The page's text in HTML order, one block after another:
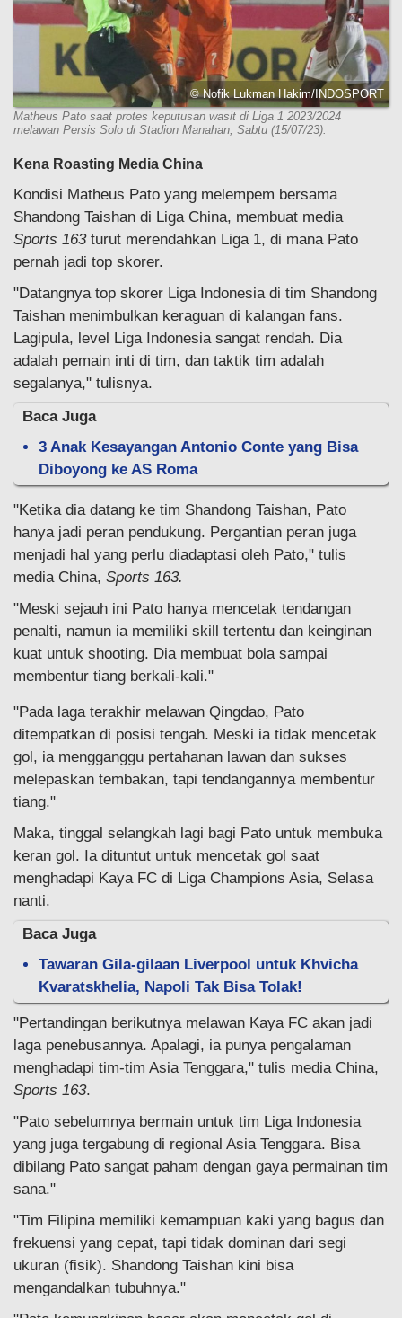
© Nofik Lukman Hakim/INDOSPORT
Matheus Pato saat protes keputusan wasit di Liga 1 2023/2024
melawan Persis Solo di Stadion Manahan, Sabtu (15/07/23).
Kena Roasting Media China
Kondisi Matheus Pato yang melempem bersama
Shandong Taishan di Liga China, membuat media
Sports 163turut merendahkan Liga 1, di mana Pato
pernah jadi top skorer.
"Datangnya top skorer Liga Indonesia di tim Shandong
Taishan menimbulkan keraguan di kalangan fans.
Lagipula, level Liga Indonesia sangat rendah. Dia
adalah pemain inti di tim, dan taktik tim adalah
segalanya," tulisnya.
Baca Juga
3 Anak Kesayangan Antonio Conte yang Bisa
Diboyong ke AS Roma
"Ketika dia datang ke tim Shandong Taishan, Pato
hanya jadi peran pendukung. Pergantian peran juga
menjadi hal yang perlu diadaptasi oleh Pato," tulis
media China, Sports 163.
"Meski sejauh ini Pato hanya mencetak tendangan
penalti, namun ia memiliki skill tertentu dan keinginan
kuat untuk shooting. Dia membuat bola sampai
membentur tiang berkali-kali."
"Pada laga terakhir melawan Qingdao, Pato
ditempatkan di posisi tengah. Meski ia tidak mencetak
gol, ia mengganggu pertahanan lawan dan sukses
melepaskan tembakan, tapi tendangannya membentur
tiang."
Maka, tinggal selangkah lagi bagi Pato untuk membuka
keran gol. Ia dituntut untuk mencetak gol saat
menghadapi Kaya FC di Liga Champions Asia, Selasa
nanti.
Baca Juga
Tawaran Gila-gilaan Liverpool untuk Khvicha
Kvaratskhelia, Napoli Tak Bisa Tolak!
"Pertandingan berikutnya melawan Kaya FC akan jadi
laga penebusannya. Apalagi, ia punya pengalaman
menghadapi tim-tim Asia Tenggara," tulis media China,
Sports 163.
"Pato sebelumnya bermain untuk tim Liga Indonesia
yang juga tergabung di regional Asia Tenggara. Bisa
dibilang Pato sangat paham dengan gaya permainan tim
sana."
"Tim Filipina memiliki kemampuan kaki yang bagus dan
frekuensi yang cepat, tapi tidak dominan dari segi
ukuran (fisik). Shandong Taishan kini bisa
mengandalkan tubuhnya."